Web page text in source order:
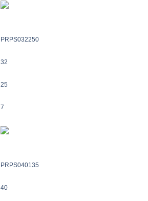
PRPS032250
32
25
7
PRPS040135
40